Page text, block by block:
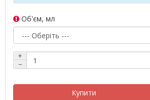
Об'єм, мл
+
−
Купити